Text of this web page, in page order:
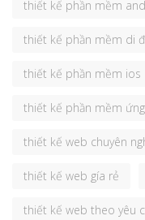
thiết kế phần mềm
thiết kế phần mềm di
thiết kế phần mềm ios
thiết kế phần mềm
thiết kế web chuyên
thiết kế web gía rẻ
thiết kế web theo yêu